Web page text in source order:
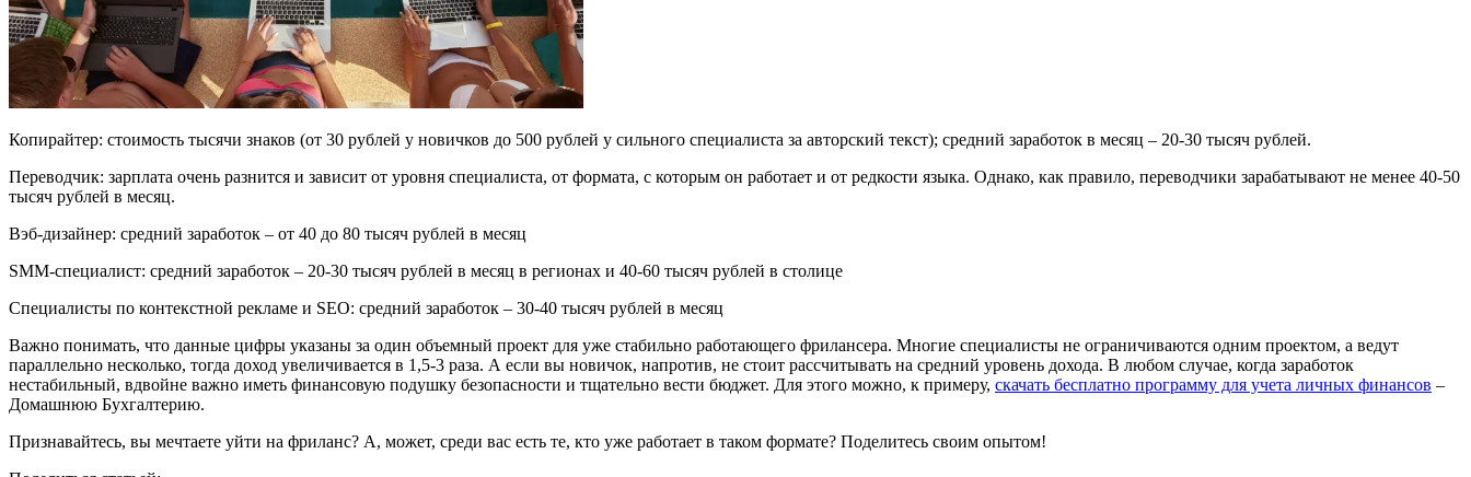
Копирайтер: стоимость тысячи знаков (от 30 рублей у новичков до 500 рублей у сильного специалиста за авторский текст); средний заработок в месяц – 20-30 тысяч рублей.
Переводчик: зарплата очень разнится и зависит от уровня специалиста, от формата, с которым он работает и от редкости языка. Однако, как правило, переводчики зарабатывают не менее 40-50
тысяч рублей в месяц.
Вэб-дизайнер: средний заработок – от 40 до 80 тысяч рублей в месяц
SMM-специалист: средний заработок – 20-30 тысяч рублей в месяц в регионах и 40-60 тысяч рублей в столице
Специалисты по контекстной рекламе и SEO: средний заработок – 30-40 тысяч рублей в месяц
Важно понимать, что данные цифры указаны за один объемный проект для уже стабильно работающего фрилансера. Многие специалисты не ограничиваются одним проектом, а ведут
параллельно несколько, тогда доход увеличивается в 1,5-3 раза. А если вы новичок, напротив, не стоит рассчитывать на средний уровень дохода. В любом случае, когда заработок
нестабильный, вдвойне важно иметь финансовую подушку безопасности и тщательно вести бюджет. Для этого можно, к примеру, скачать бесплатно программу для учета личных финансов –
Домашнюю Бухгалтерию.
Признавайтесь, вы мечтаете уйти на фриланс? А, может, среди вас есть те, кто уже работает в таком формате? Поделитесь своим опытом!